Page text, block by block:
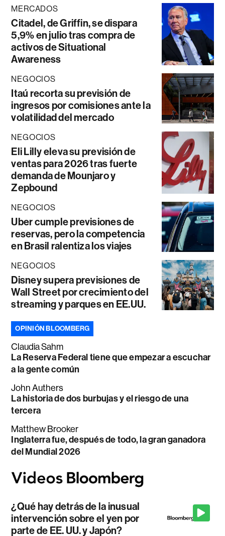
MERCADOS
Citadel, de Griffin, se dispara
5,9% en julio tras compra de
activos de Situational
Awareness
NEGOCIOS
Itaú recorta su previsión de
ingresos por comisiones ante la
volatilidad del mercado
NEGOCIOS
Eli Lilly eleva su previsión de
ventas para 2026 tras fuerte
demanda de Mounjaro y
Zepbound
NEGOCIOS
Uber cumple previsiones de
reservas, pero la competencia
en Brasil ralentiza los viajes
NEGOCIOS
Disney supera previsiones de
Wall Street por crecimiento del
streaming y parques en EE.UU.
OPINIÓN BLOOMBERG
Claudia Sahm
La Reserva Federal tiene que empezar a escuchar
a la gente común
John Authers
La historia de dos burbujas y el riesgo de una
tercera
Matthew Brooker
Inglaterra fue, después de todo, la gran ganadora
del Mundial 2026
¿Qué hay detrás de la inusual
intervención sobre el yen por
parte de EE. UU. y Japón?